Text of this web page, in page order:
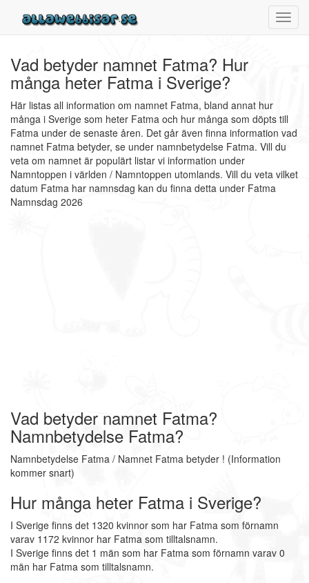
Vad betyder namnet Fatma? Hur
många heter Fatma i Sverige?
Här listas all information om namnet Fatma, bland annat hur
många i Sverige som heter Fatma och hur många som döpts till
Fatma under de senaste åren. Det går även finna information vad
namnet Fatma betyder, se under namnbetydelse Fatma. Vill du
veta om namnet är populärt listar vi information under
Namntoppen i världen / Namntoppen utomlands. Vill du veta vilket
datum Fatma har namnsdag kan du finna detta under Fatma
Namnsdag 2026
Vad betyder namnet Fatma?
Namnbetydelse Fatma?
Namnbetydelse Fatma / Namnet Fatma betyder ! (Information
kommer snart)
Hur många heter Fatma i Sverige?
I Sverige finns det 1320 kvinnor som har Fatma som förnamn
varav 1172 kvinnor har Fatma som tilltalsnamn.
I Sverige finns det 1 män som har Fatma som förnamn varav 0
män har Fatma som tilltalsnamn.